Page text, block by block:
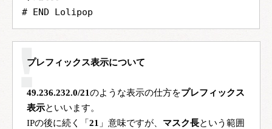
# END Lolipop
プレフィックス表示について
49.236.232.0/21のような表示の仕方をプレフィックス
表示といいます。
IPの後に続く「 21 」意味ですが、 マスク長という範囲